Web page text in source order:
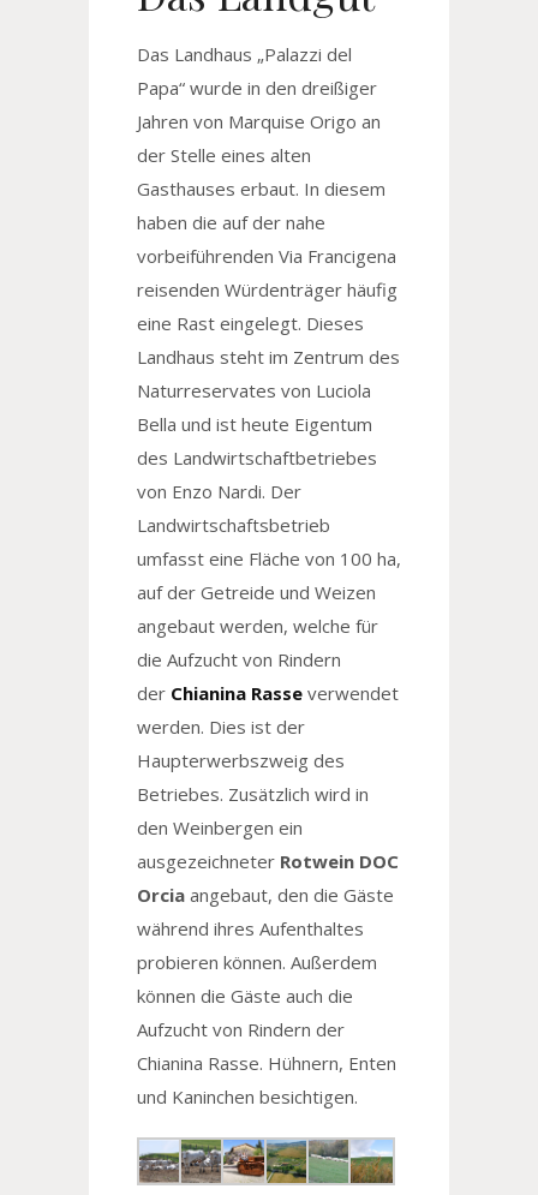
Das Landhaus „Palazzi del
Papa“ wurde in den dreißiger
Jahren von Marquise Origo an
der Stelle eines alten
Gasthauses erbaut. In diesem
haben die auf der nahe
vorbeiführenden Via Francigena
reisenden Würdenträger häufig
eine Rast eingelegt. Dieses
Landhaus steht im Zentrum des
Naturreservates von Luciola
Bella und ist heute Eigentum
des Landwirtschaftbetriebes
von Enzo Nardi. Der
Landwirtschaftsbetrieb
umfasst eine Fläche von 100 ha,
auf der Getreide und Weizen
angebaut werden, welche für
die Aufzucht von Rindern
der Chianina Rasse verwendet
werden. Dies ist der
Haupterwerbszweig des
Betriebes. Zusätzlich wird in
den Weinbergen ein
ausgezeichneter Rotwein DOC
Orcia angebaut, den die Gäste
während ihres Aufenthaltes
probieren können. Außerdem
können die Gäste auch die
Aufzucht von Rindern der
Chianina Rasse. Hühnern, Enten
und Kaninchen besichtigen.